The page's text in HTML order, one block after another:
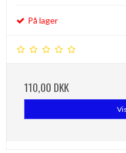
På lager
110,00 DKK